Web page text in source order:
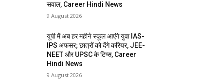
सवाल, Career Hindi News
9 August 2026
यूपी में अब हर महीने स्कूल आएंगे युवा IAS-
IPS अफसर; छात्रों को देंगे करियर, JEE-
NEET और UPSC के टिप्स, Career
Hindi News
9 August 2026